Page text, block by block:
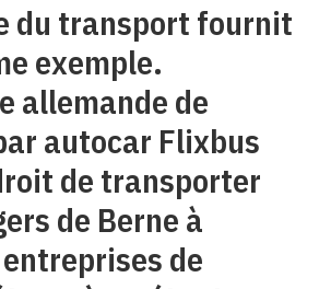
du transport fournit
exemple.
allemande de
autocar Flixbus
de transporter
de Berne à
de